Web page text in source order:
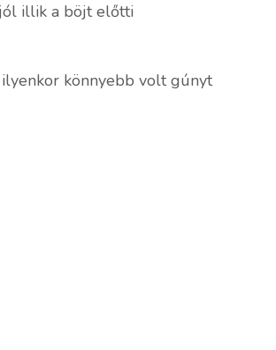
jól illik a böjt előtti
ilyenkor könnyebb volt gúnyt